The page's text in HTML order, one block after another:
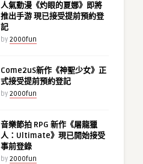
人氣動漫《灼眼的夏娜》即將
推出手游 現已接受提前預約登
記
by 2000fun
Come2uS新作《神聖少女》正
式接受提前預約登記
by 2000fun
音樂節拍 RPG 新作《屠龍獵
人：Ultimate》現已開始接受
事前登錄
by 2000fun